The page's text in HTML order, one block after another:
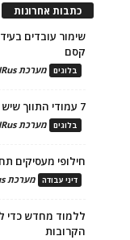
כתבות אחרונות
קסם
בלוגים מערכת HRus
7 עמודי התווך שיש להציב בבסיס תהליך הגיוס ומיתוג המעסיק
בלוגים מערכת HRus
חילופי מעסיקים
דיני עבודה מערכת HRus
ללמוד מחדש כדי
הקרובות